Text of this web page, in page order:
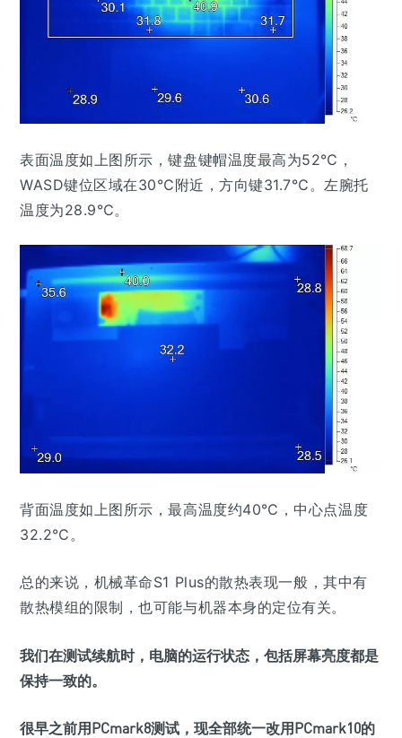
表面温度如上图所示，键盘键帽温度最高为52℃，
WASD键位区域在30℃附近，方向键31.7℃。左腕托
温度为28.9℃。
背面温度如上图所示，最高温度约40℃，中心点温度
32.2℃。
总的来说，机械革命S1 Plus的散热表现一般，其中有
散热模组的限制，也可能与机器本身的定位有关。
我们在测试续航时，电脑的运行状态，包括屏幕亮度都是
保持一致的。
很早之前用PCmark8测试，现全部统一改用PCmark10的